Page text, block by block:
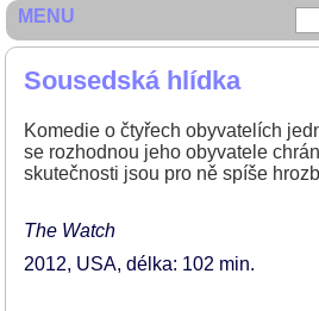
Sousedská hlídka
Komedie o čtyřech obyvatelích
se rozhodnou jeho obyvatele
skutečnosti jsou pro ně spíše
The Watch
2012 USA délka: 102 min
MENU